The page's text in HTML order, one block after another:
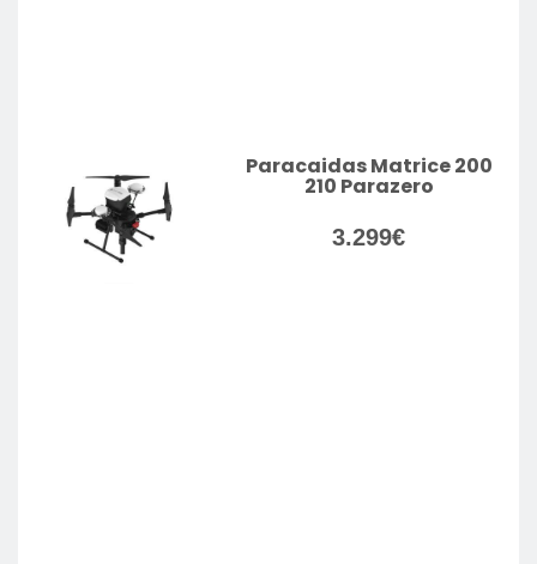
Paracaidas Matrice 200
210 Parazero
3.299€